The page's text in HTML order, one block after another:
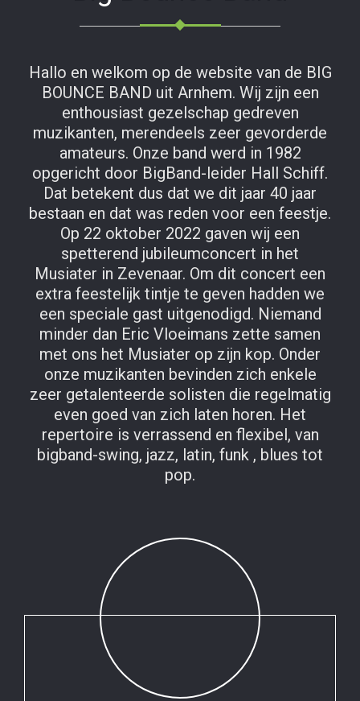
Hallo en welkom op de website van de BIG
BOUNCE BAND uit Arnhem. Wij zijn een
enthousiast gezelschap gedreven
muzikanten, merendeels zeer gevorderde
amateurs. Onze band werd in 1982
opgericht door BigBand-leider Hall Schiff.
Dat betekent dus dat we dit jaar 40 jaar
bestaan en dat was reden voor een feestje.
Op 22 oktober 2022 gaven wij een
spetterend jubileumconcert in het
Musiater in Zevenaar. Om dit concert een
extra feestelijk tintje te geven hadden we
een speciale gast uitgenodigd. Niemand
minder dan Eric Vloeimans zette samen
met ons het Musiater op zijn kop. Onder
onze muzikanten bevinden zich enkele
zeer getalenteerde solisten die regelmatig
even goed van zich laten horen. Het
repertoire is verrassend en flexibel, van
bigband-swing, jazz, latin, funk , blues tot
pop.